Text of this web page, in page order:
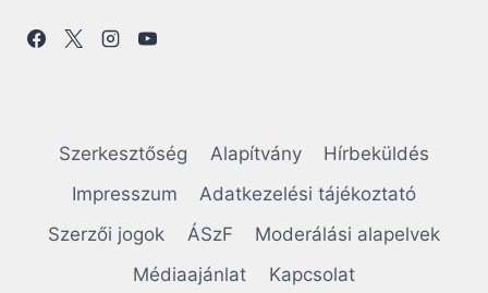
LEGYÜNK
Szerkesztőség Alapítvány
Hírbeküldés
Impresszum
Adatkezelési tájékoztató
Szerzői jogok
ÁSzF
Moderálási alapelvek
Médiaajánlat
Kapcsolat